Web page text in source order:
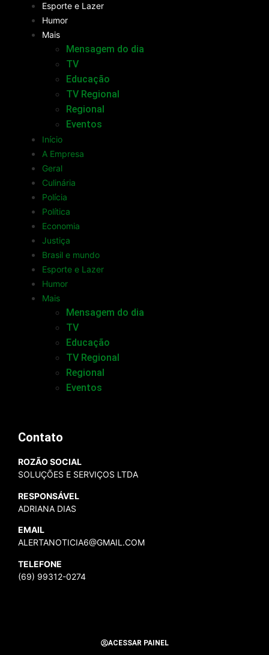
Esporte e Lazer
Humor
Mais
Mensagem do dia
TV
Educação
TV Regional
Regional
Eventos
Início
A Empresa
Geral
Culinária
Polícia
Política
Economia
Justiça
Brasil e mundo
Esporte e Lazer
Humor
Mais
Mensagem do dia
TV
Educação
TV Regional
Regional
Eventos
Contato
ROZÃO SOCIAL
SOLUÇÕES E SERVIÇOS LTDA
RESPONSÁVEL
ADRIANA DIAS
EMAIL
ALERTANOTICIA6@GMAIL.COM
TELEFONE
(69) 99312-0274
ACESSAR PAINEL